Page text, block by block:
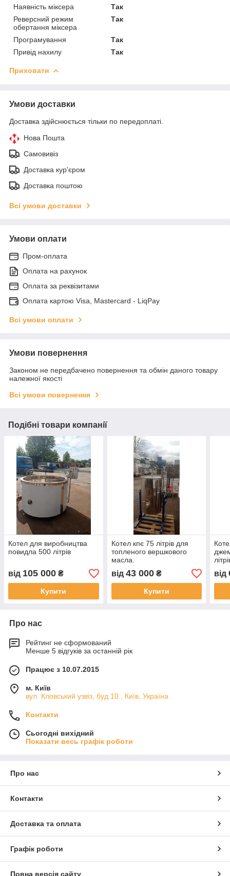
Наявність міксера
Так
Реверсний режим
обертання міксера
Так
Програмування
Так
Привід нахилу
Так
Приховати
Умови доставки
Доставка здійснюється тільки по передоплаті.
Нова Пошта
Самовивіз
Доставка кур'єром
Доставка поштою
Всі умови доставки
Умови оплати
Пром-оплата
Оплата на рахунок
Оплата за реквізитами
Оплата картою Visa, Mastercard - LiqPay
Всі умови оплати
Умови повернення
Законом не передбачено повернення та обмін даного товару
належної якості
Всі умови повернення
Подібні товари компанії
Котел для виробництва
повидла 500 літрів
від 105 000 ₴
Купити
Котел кпє 75 літрів для
топленого вершкового
масла.
від 43 000₴
Купити
від
Про нас
Рейтинг не сформований
Менше 5 відгуків за останній рік
Працює з 10.07.2015
м. Київ
вул. Кловський узвіз, буд 10., Київ, Україна
Контакти
Сьогодні вихідний
Показати весь графік роботи
Про нас
Контакти
Доставка та оплата
Графік роботи
Повна версія сайту